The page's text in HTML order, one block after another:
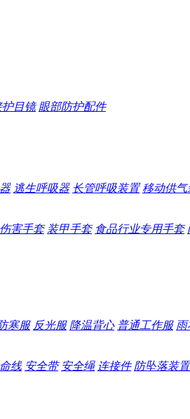
护目镜 眼部防护配件
逃生呼吸器 长管呼吸装置 移动供气
害手套 装甲手套 食品行业专用手套
寒服 反光服 降温背心 普通工作服 雨
线 安全带 安全绳 连接件 防坠落装置